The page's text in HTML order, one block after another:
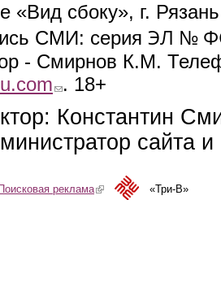
«Вид сбоку», г.
СМИ: серия ЭЛ №
- Смирнов К.М.
(link sends e-mail)
. 18+
Константин
сайта
Поисковая реклама(link is external)«Три-В»